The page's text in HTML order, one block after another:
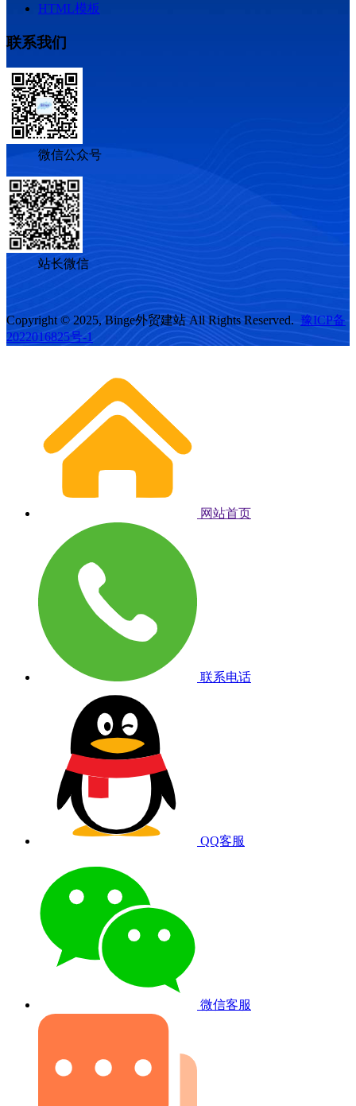
HTML模板
联系我们
微信公众号
站长微信
Copyright © 2025, Binge外贸建站 All Rights Reserved. 豫ICP备
2022016825号-1
网站首页
联系电话
QQ客服
微信客服